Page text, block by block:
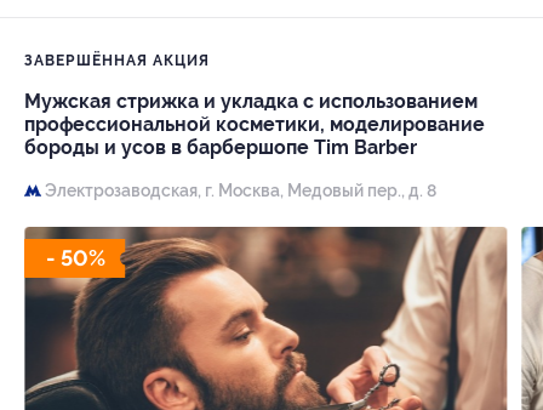
ЗАВЕРШЁННАЯ АКЦИЯ
Мужская стрижка и укладка с использованием
профессиональной косметики, моделирование
бороды и усов в барбершопе Tim Barber
Электрозаводская, г. Москва, Медовый пер., д. 8
- 50%